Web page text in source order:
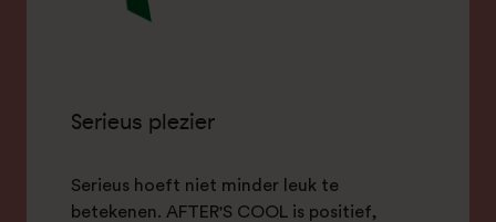
Serieus plezier
Serieus hoeft niet minder leuk te
betekenen. AFTER'S COOL is positief,